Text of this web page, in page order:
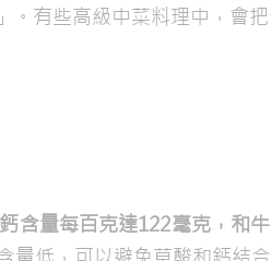
有些高級中菜料理中，會
含量每百克達122毫克，和